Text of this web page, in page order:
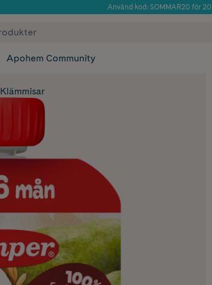
Använd kod: SOMMAR20 för
Apohem Community
Klämmisar